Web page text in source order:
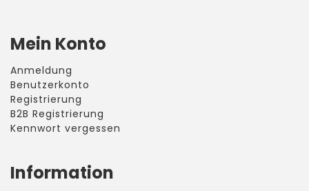
Mein Konto
Anmeldung
Benutzerkonto
Registrierung
B2B Registrierung
Kennwort vergessen
Information